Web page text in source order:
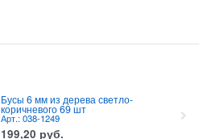
Бусы 6 мм из дерева светло-
коричневого 69 шт
Арт.: 038-1249
199,20 руб.